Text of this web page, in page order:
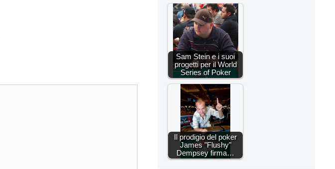
Sam Stein e i suoi
progetti per il World
Series of Poker
Il prodigio del poker
James "Flushy"
Dempsey firma…